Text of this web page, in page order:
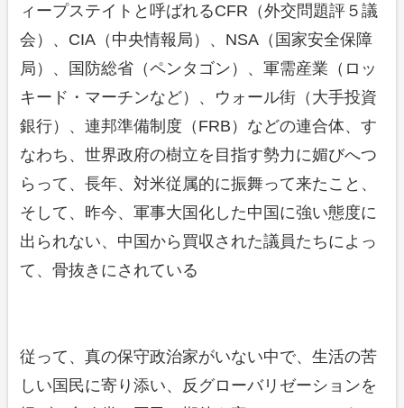
ィープステイトと呼ばれるCFR（外交問題評５議
会）、CIA（中央情報局）、NSA（国家安全保障
局）、国防総省（ペンタゴン）、軍需産業（ロッ
キード・マーチンなど）、ウォール街（大手投資
銀行）、連邦準備制度（FRB）などの連合体、す
なわち、世界政府の樹立を目指す勢力に媚びへつ
らって、長年、対米従属的に振舞って来たこと、
そして、昨今、軍事大国化した中国に強い態度に
出られない、中国から買収された議員たちによっ
て、骨抜きにされている
従って、真の保守政治家がいない中で、生活の苦
しい国民に寄り添い、反グローバリゼーションを